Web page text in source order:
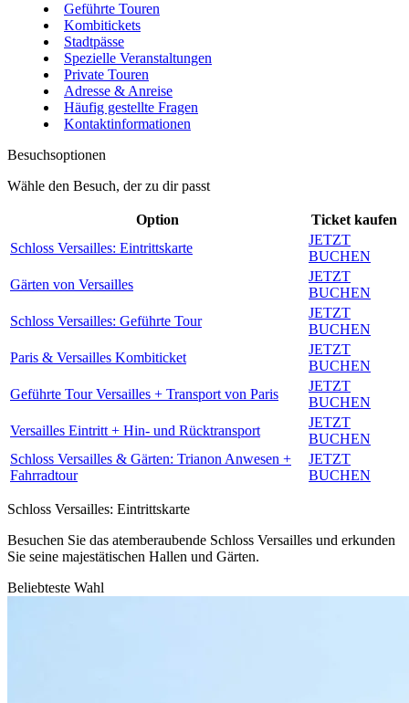
Geführte Touren
Kombitickets
Stadtpässe
Spezielle Veranstaltungen
Private Touren
Adresse & Anreise
Häufig gestellte Fragen
Kontaktinformationen
Besuchsoptionen
Wähle den Besuch, der zu dir passt
Option
Ticket kaufen
Schloss Versailles: Eintrittskarte
JETZT
BUCHEN
Gärten von Versailles
JETZT
BUCHEN
Schloss Versailles: Geführte Tour
JETZT
BUCHEN
Paris & Versailles Kombiticket
JETZT
BUCHEN
Geführte Tour Versailles + Transport von Paris
JETZT
BUCHEN
Versailles Eintritt + Hin- und Rücktransport
JETZT
BUCHEN
Schloss Versailles & Gärten: Trianon Anwesen +
Fahrradtour
JETZT
BUCHEN
Schloss Versailles: Eintrittskarte
Besuchen Sie das atemberaubende Schloss Versailles und erkunden
Sie seine majestätischen Hallen und Gärten.
Beliebteste Wahl